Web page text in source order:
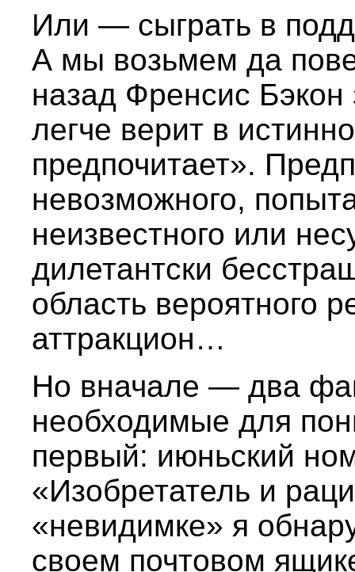
Или — сыграть в
А мы возьмем да
назад Френсис Бэкон
легче верит в
предпочитает».
невозможного,
неизвестного или
дилетантски
область вероятного
аттракцион…
Но вначале — два
необходимые для
первый: июньский
«Изобретатель и
«невидимке» я
своем почтовом